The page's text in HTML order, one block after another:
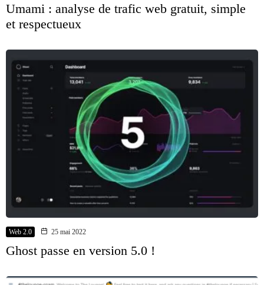
Umami : analyse de trafic web gratuit, simple
et respectueux
Web 2.0 25 mai 2022
Ghost passe en version 5.0 !